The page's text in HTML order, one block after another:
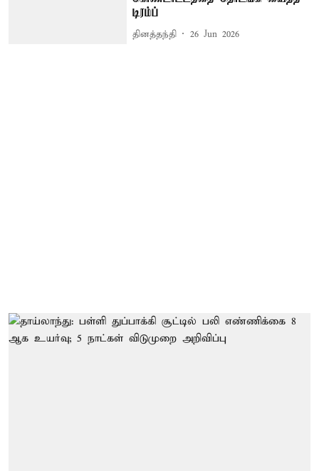
டிரம்ப்
தினத்தந்தி 26 Jun 2026